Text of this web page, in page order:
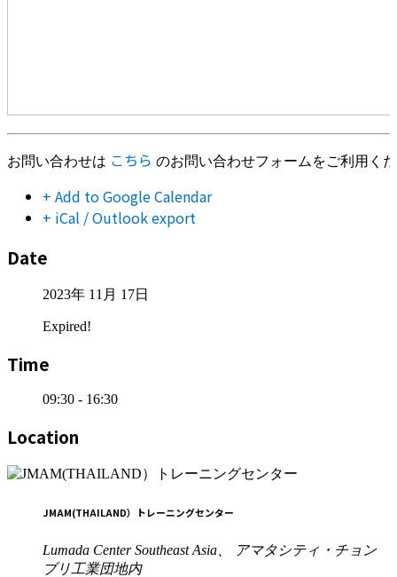
お問い合わせは こちら のお問い合わせフォームをご利用く
+ Add to Google Calendar
+ iCal / Outlook export
Date
2023年 11月 17日
Expired!
Time
09:30 - 16:30
Location
JMAM(THAILAND）トレーニングセンター
Lumada Center Southeast Asia、 アマタシティ・チョン
ブリ工業団地内